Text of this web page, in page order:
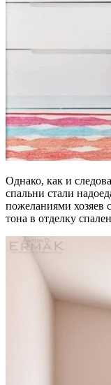
Однако, как и
спальни стали
пожеланиями хозяев
тона в отделку